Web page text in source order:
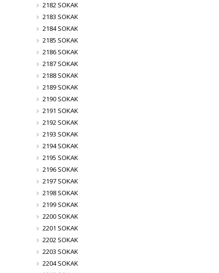
2182 SOKAK
2183 SOKAK
2184 SOKAK
2185 SOKAK
2186 SOKAK
2187 SOKAK
2188 SOKAK
2189 SOKAK
2190 SOKAK
2191 SOKAK
2192 SOKAK
2193 SOKAK
2194 SOKAK
2195 SOKAK
2196 SOKAK
2197 SOKAK
2198 SOKAK
2199 SOKAK
2200 SOKAK
2201 SOKAK
2202 SOKAK
2203 SOKAK
2204 SOKAK